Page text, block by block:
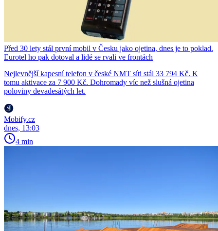
Před 30 lety stál první mobil v Česku jako ojetina, dnes je to poklad.
Eurotel ho pak dotoval a lidé se rvali ve frontách
Nejlevnější kapesní telefon v české NMT síti stál 33 794 Kč. K
tomu aktivace za 7 900 Kč. Dohromady víc než slušná ojetina
poloviny devadesátých let.
Mobify.cz
dnes, 13:03
4 min